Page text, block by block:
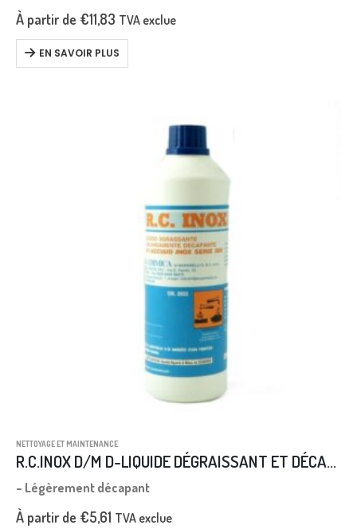
– Cet activateur réduit drastiquement le temps de collage,
passant de 24 heures sans son utilisation à environ une…
À partir de €11,83 TVA exclue
EN SAVOIR PLUS
NETTOYAGE ET MAINTENANCE
R.C.INOX D/M D-LIQUIDE DÉGRAISSANT ET DÉCAPANT POUR
– Légèrement décapant
À partir de €5,61 TVA exclue